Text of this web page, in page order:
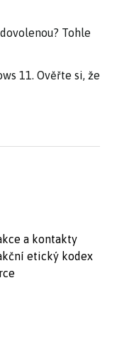
Tohle
11. Ověřte si, že
a kontakty
etický kodex